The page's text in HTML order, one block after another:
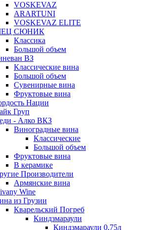
VOSKEVAZ
ARARTUNI
VOSKEVAZ ELITE
СЮНИК
Классика
Большой объем
ВЗ
Классические вина
Большой объем
Сувенирные вина
Фруктовые вина
Нации
Груп
- Алко ВКЗ
Виноградные вина
Классические
Большой объем
Фруктовые вина
В керамике
Производители
Армянские вина
Wine
из Грузии
Кварельский Погреб
Киндзмараули
Киндзмараули 0,75л